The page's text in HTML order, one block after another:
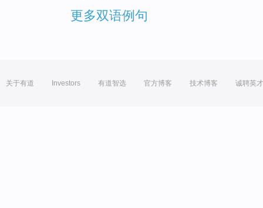
更多双语例句
关于有道 Investors 有道智选 官方博客 技术博客 诚聘英才